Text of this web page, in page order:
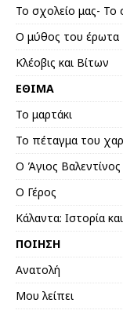
Το σχολείο μας- Το
Ο μύθος του έρωτα
Κλέοβις και Βίτων
ΕΘΙΜΑ
Το μαρτάκι
Το πέταγμα του
Ο Άγιος Βαλεντίνος
Ο Γέρος
Κάλαντα: Ιστορία
ΠΟΙΗΣΗ
Ανατολή
Mου λείπει